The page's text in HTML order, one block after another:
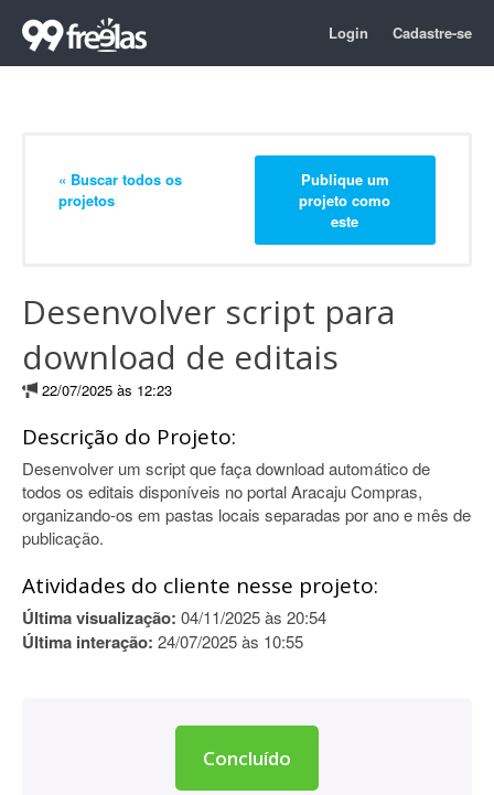
Login Cadastre-se
« Buscar todos os
projetos
Publique um
projeto como
este
Desenvolver script para
download de editais
22/07/2025 às 12:23
Descrição do Projeto:
Desenvolver um script que faça download automático de
todos os editais disponíveis no portal Aracaju Compras,
organizando-os em pastas locais separadas por ano e mês de
publicação.
Atividades do cliente nesse projeto:
Última visualização: 04/11/2025 às 20:54
Última interação: 24/07/2025 às 10:55
Concluído